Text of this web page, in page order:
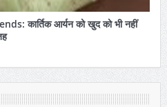
कार्तिक आर्यन को खुद को भी नहीं